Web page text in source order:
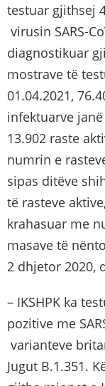
testuar gjithsej
virusin SARS-
diagnostikuar
mostrave të
01.04.2021,
infektuarve
13.902 raste
numrin e
sipas ditëve
të rasteve
krahasuar me
masave të
2 dhjetor 2020,
– IKSHPK ka
pozitive me
varianteve
Jugut B.1.351.